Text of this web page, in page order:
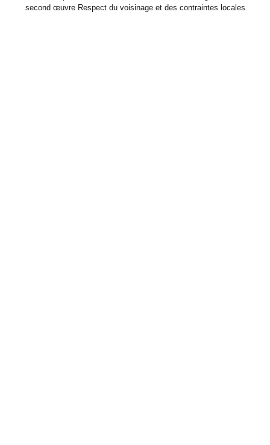
circulation, stockage,
le local plus fonctionnel
Coordination
second œuvre Respect du voisinage et des contraintes locales